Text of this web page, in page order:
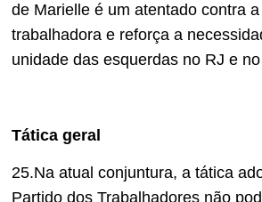
de Marielle é um atentado contra
trabalhadora e reforça a
unidade das esquerdas no RJ e
Tática geral
25.Na atual conjuntura, a tática
Partido dos Trabalhadores não